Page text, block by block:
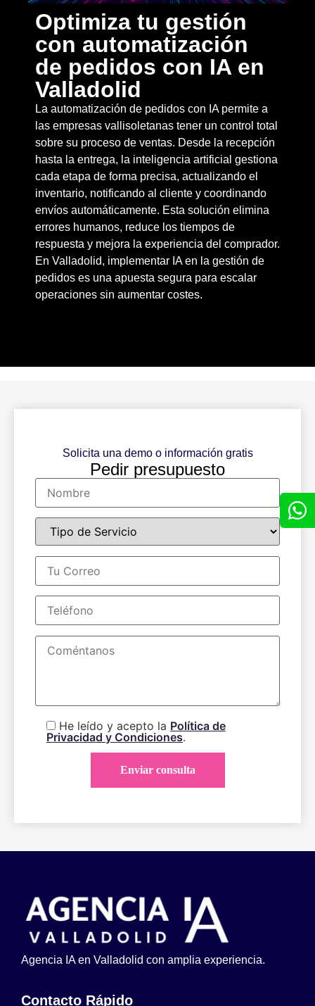
Optimiza tu gestión
con automatización
de pedidos con IA en
Valladolid
La automatización de pedidos con IA permite a
las empresas vallisoletanas tener un control total
sobre su proceso de ventas. Desde la recepción
hasta la entrega, la inteligencia artificial gestiona
cada etapa de forma precisa, actualizando el
inventario, notificando al cliente y coordinando
envíos automáticamente. Esta solución elimina
errores humanos, reduce los tiempos de
respuesta y mejora la experiencia del comprador.
En Valladolid, implementar IA en la gestión de
pedidos es una apuesta segura para escalar
operaciones sin aumentar costes.
Solicita una demo o información gratis
Pedir presupuesto
He leído y acepto la Política de
Privacidad y Condiciones.
Agencia IA en Valladolid con amplia experiencia.
Contacto Rápido